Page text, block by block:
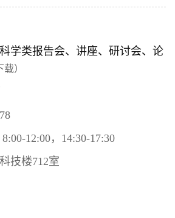
学类报告会、讲座、研讨会、论
载）
12:00，14:30-17:30
技楼712室